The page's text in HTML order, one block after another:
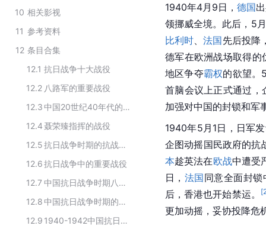
10 相关影视
11 参考资料
12 条目合集
12.1 抗日战争十大战役
12.2 八路军的重要战役
12.3
中国20世纪40年代的重大历史事件
12.4聂荣臻指挥的战役
12.5
抗日战争时期的抗战战役
12.6抗日战争中的重要战役
12.7
中国抗日战争时期八路军参与的战役
12.8
中国抗日战争时期的主要事件
12.9
1940-1942中国抗日战争重要战役
1940年4月9日，德国
领挪威全境。此后，5
比利时 、法国先后投降
德军在欧洲战场取得的
地区争夺霸权的欲望。
首脑会议上正式通过
加强对中国的封锁和军
1940年5月1日，日军
企图动摇国民政府的抗
本趁英法在欧战中遭受
日， 法国同意全面封
后，香港也开始禁运。
[
更加动摇，妥协投降危